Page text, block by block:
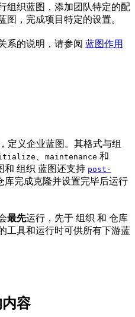
组织蓝图，添加团队特定的配
图，完成项目特定的设置。
系的说明，请参阅 蓝图作用
定义企业蓝图。其格式与组
maintenance 和
和 组织 蓝图还支持 post-
库完成克隆并设置完毕后运行
最先运行，先于 组织 和 仓库
工具和运行时可供所有下游蓝
容